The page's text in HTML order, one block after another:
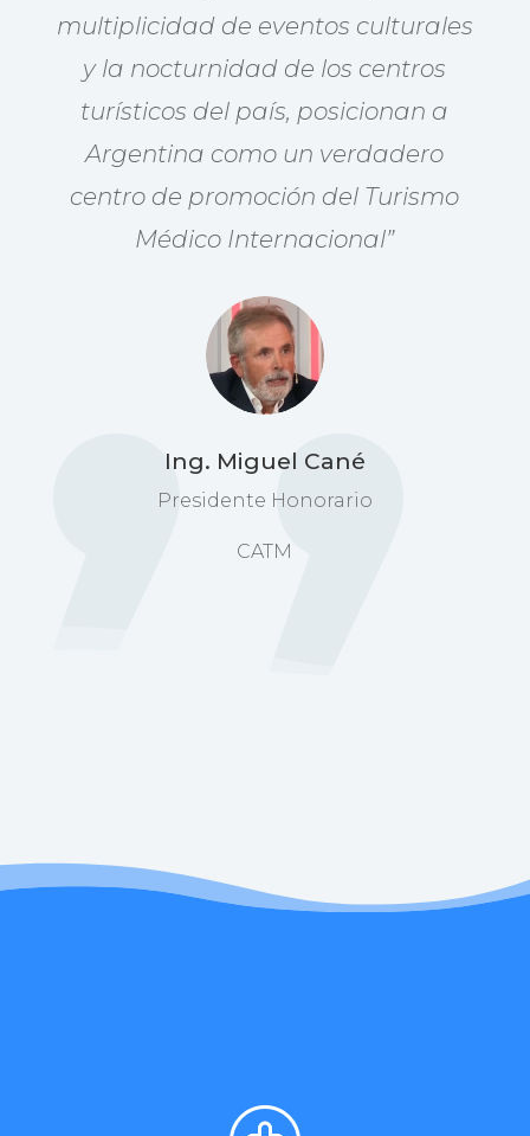
multiplicidad de eventos culturales
y la nocturnidad de los centros
turísticos del país, posicionan a
Argentina como un verdadero
centro de promoción del Turismo
Médico Internacional”
Ing. Miguel Cané
Presidente Honorario
CATM